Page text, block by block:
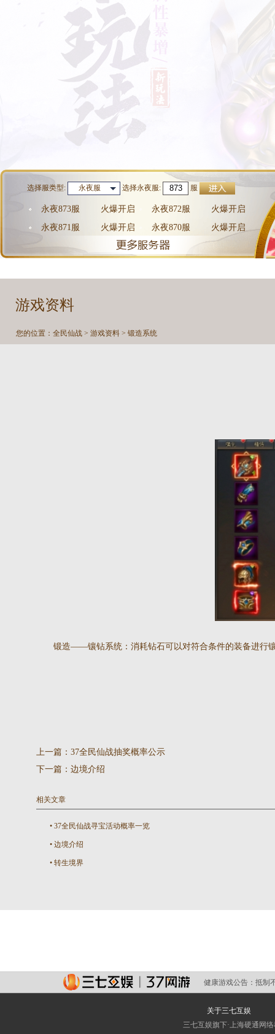
选择服类型: 永夜服 选择永夜服: 服
永夜873服 火爆开启 永夜872服
火爆开启
永夜871服
火爆开启 永夜870服 火爆开启
游戏资料
您的位置： 全民仙战 > 游戏资料 > 锻造系统
锻造——镶钻系统：消耗钻石可以对符合条件的装备进行
上一篇： 37全民仙战抽奖概率公示
下一篇： 边境介绍
相关文章
• 37全民仙战寻宝活动概率一览
• 边境介绍
• 转生境界
健康游戏公告： 抵制
关于三七互娱
三七互娱旗下·上海硬通网